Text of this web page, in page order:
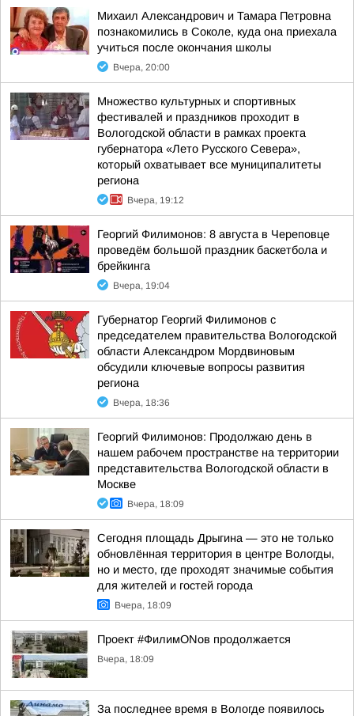
Михаил Александрович и Тамара Петровна
познакомились в Соколе, куда она приехала
учиться после окончания школы
Вчера, 20:00
Множество культурных и спортивных
фестивалей и праздников проходит в
Вологодской области в рамках проекта
губернатора «Лето Русского Севера»,
который охватывает все муниципалитеты
региона
Вчера, 19:12
Георгий Филимонов: 8 августа в Череповце
проведём большой праздник баскетбола и
брейкинга
Вчера, 19:04
Губернатор Георгий Филимонов с
председателем правительства Вологодской
области Александром Мордвиновым
обсудили ключевые вопросы развития
региона
Вчера, 18:36
Георгий Филимонов: Продолжаю день в
нашем рабочем пространстве на территории
представительства Вологодской области в
Москве
Вчера, 18:09
Сегодня площадь Дрыгина — это не только
обновлённая территория в центре Вологды,
но и место, где проходят значимые события
для жителей и гостей города
Вчера, 18:09
Проект #ФилимONов продолжается
Вчера, 18:09
За последнее время в Вологде появилось